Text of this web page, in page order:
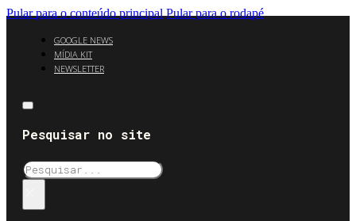
Pular para o conteúdo principal Pular para o rodapé
GOOGLE NEWS
MÍDIA KIT
NEWSLETTER
Pesquisar no site
Pesquisar